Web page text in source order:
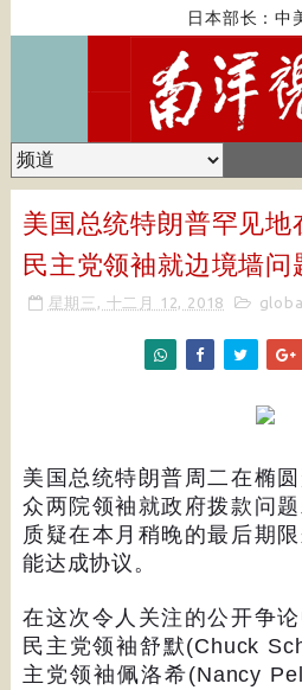
日本部长：中
美国总统特朗普罕见地
民主党领袖就边境墙问
星期三, 十二月 12, 2018 global
美国总统特朗普周二在椭
众两院领袖就政府拨款问
质疑在本月稍晚的最后期
能达成协议。
在这次令人关注的公开争
民主党领袖舒默(Chuck
主党领袖佩洛希(Nancy